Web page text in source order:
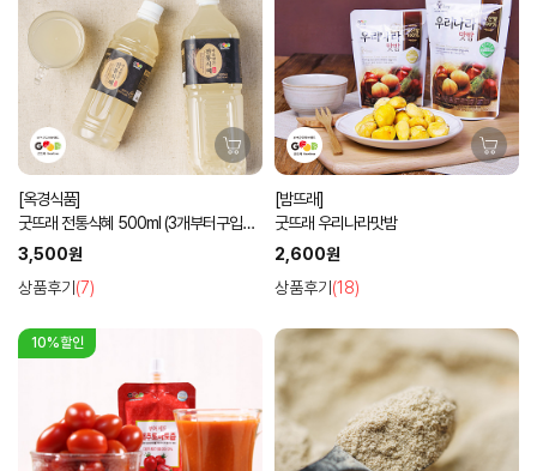
[옥경식품]
굿뜨래 전통식혜 500ml (3개부터구입가
능)
3,500원
상품후기 (7)
[밤뜨래]
굿뜨래 우리나라맛밤
2,600원
상품후기 (18)
10%할인